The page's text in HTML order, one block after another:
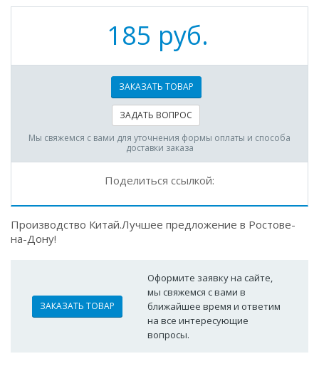
185 руб.
ЗАКАЗАТЬ ТОВАР
ЗАДАТЬ ВОПРОС
Мы свяжемся с вами для уточнения формы оплаты и способа
доставки заказа
Поделиться ссылкой:
Производство Китай.Лучшее предложение в Ростове-
на-Дону!
ЗАКАЗАТЬ ТОВАР
Оформите заявку на сайте,
мы свяжемся с вами в
ближайшее время и ответим
на все интересующие
вопросы.